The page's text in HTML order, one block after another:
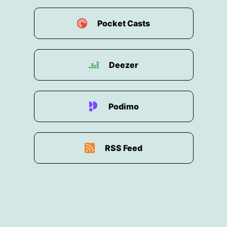
00:01:14: Wir haben auch einen Ausflug nach
Sirmione gemacht,
00:01:17: Da ist ganz hinten auch noch mal so
eine Buch, die echt schön ist.
00:01:21: Ja, und ich muss sagen, so ein paar
00:01:24: die wir dann in der Gardasee Folge
mitbekommen haben vom Peter damals,
Pocket Casts
Deezer
Podimo
RSS Feed